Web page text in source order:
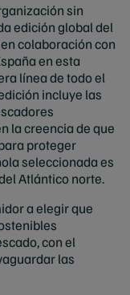
sin
edición global del
colaboración con
en esta
línea de todo el
incluye las
la creencia de que
proteger
seleccionada es
Atlántico norte.
a elegir que
con el
las